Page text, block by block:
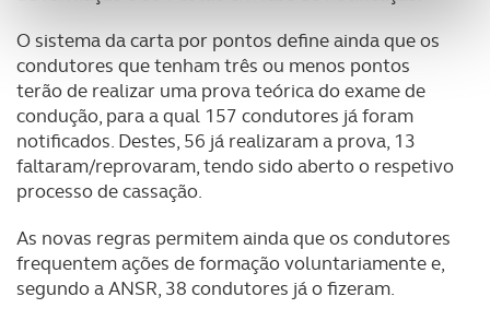
personalizar conteúdos e anúncios, para lhe proporcionar
funcionalidades de redes sociais, bem como para
analisar dados de navegação no nosso website.
Adicionalmente partilhamos informação, relativa à sua
utilização do nosso site de publicidade e de análise, com
parceiros e organizações na UE e em países terceiros.
dados pessoais serão realizadas apenas com o seu
consentimento e quando tal se afigure estritamente
necessário no contexto dos serviços a prestar.
O sistema da carta por pontos define ainda que os
condutores que tenham três ou menos pontos
terão de realizar uma prova teórica do exame de
condução, para a qual 157 condutores já foram
notificados. Destes, 56 já realizaram a prova, 13
faltaram/reprovaram, tendo sido aberto o respetivo
processo de cassação.
As novas regras permitem ainda que os condutores
frequentem ações de formação voluntariamente e,
segundo a ANSR, 38 condutores já o fizeram.